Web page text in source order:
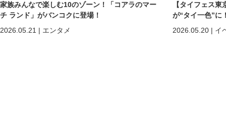
家族みんなで楽しむ10のゾーン！「コアラのマー
チ ランド」がバンコクに登場！
2026.05.21 | エンタメ
【タイフェス
が“タイ一色”に
2026.05.20 | イ